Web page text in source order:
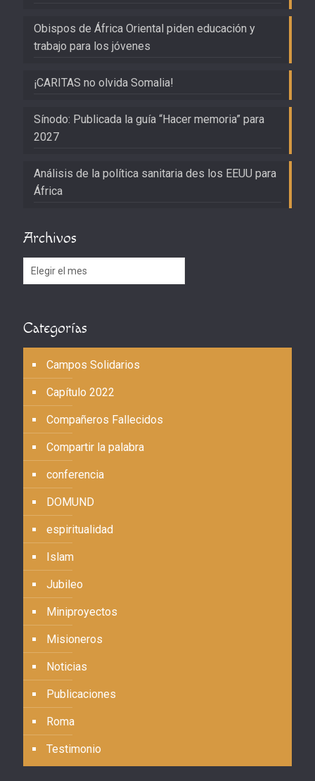
Obispos de África Oriental piden educación y
trabajo para los jóvenes
¡CARITAS no olvida Somalia!
Sínodo: Publicada la guía “Hacer memoria” para
2027
Análisis de la política sanitaria des los EEUU para
África
Archivos
Archivos
Categorías
Campos Solidarios
Capítulo 2022
Compañeros Fallecidos
Compartir la palabra
conferencia
DOMUND
espiritualidad
Islam
Jubileo
Miniproyectos
Misioneros
Noticias
Publicaciones
Roma
Testimonio